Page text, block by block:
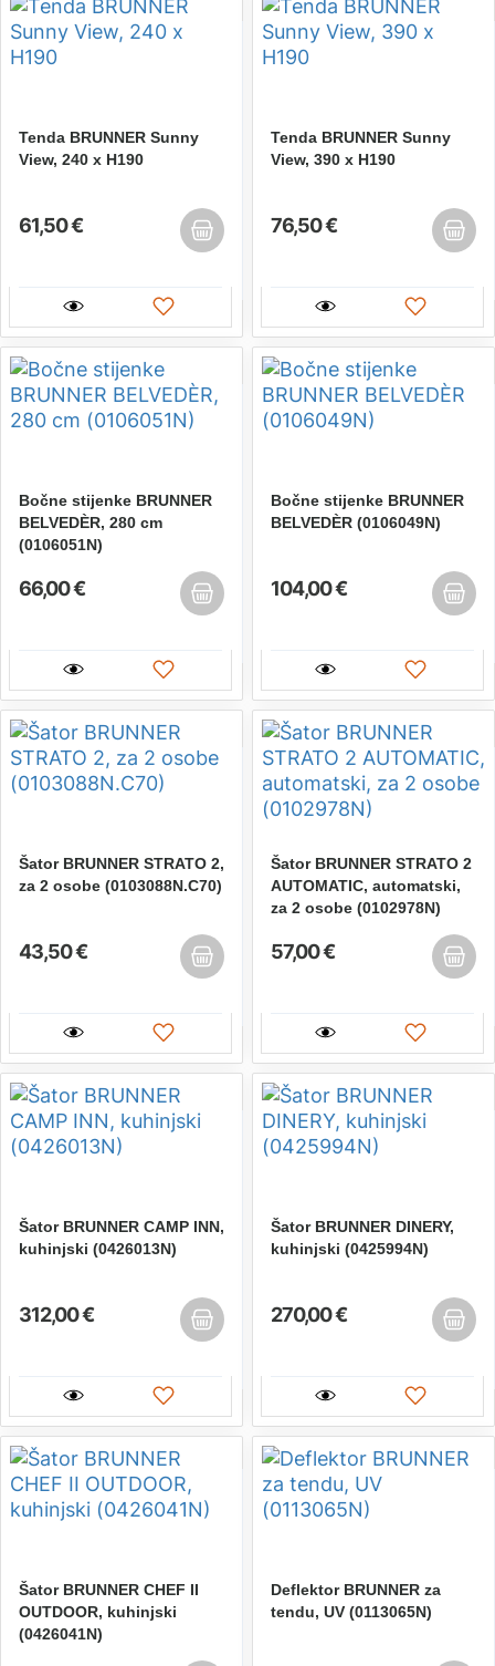
Tenda BRUNNER Sunny
View, 240 x H190
61,50 €
Tenda BRUNNER Sunny
View, 390 x H190
76,50 €
Bočne stijenke BRUNNER
BELVEDÈR, 280 cm
(0106051N)
66,00 €
Bočne stijenke BRUNNER
BELVEDÈR (0106049N)
104,00 €
Šator BRUNNER STRATO 2,
za 2 osobe (0103088N.C70)
43,50 €
Šator BRUNNER STRATO 2
AUTOMATIC, automatski,
za 2 osobe (0102978N)
57,00 €
Šator BRUNNER CAMP INN,
kuhinjski (0426013N)
312,00 €
Šator BRUNNER DINERY,
kuhinjski (0425994N)
270,00 €
Šator BRUNNER CHEF II
OUTDOOR, kuhinjski
(0426041N)
Deflektor BRUNNER za
tendu, UV (0113065N)